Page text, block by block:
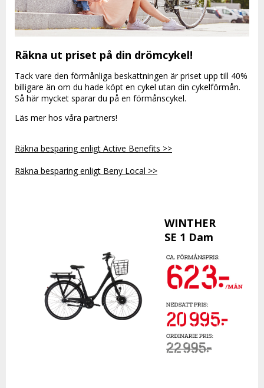
Räkna ut priset på din drömcykel!
Tack vare den förmånliga beskattningen är priset upp till 40%
billigare än om du hade köpt en cykel utan din cykelförmån.
Så här mycket sparar du på en förmånscykel.
Läs mer hos våra partners!
Räkna besparing enligt Active Benefits >>
Räkna besparing enligt Beny Local >>
WINTHER
SE 1 Dam